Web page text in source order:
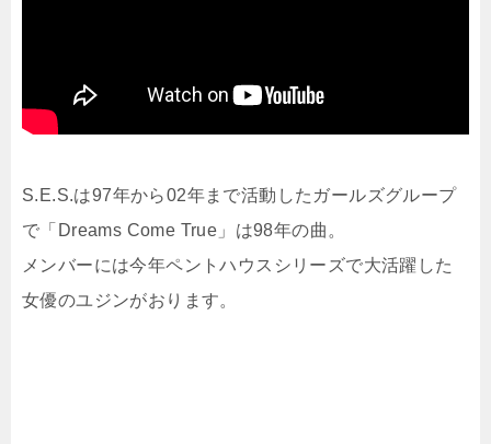
S.E.S.は97年から02年まで活動したガールズグループ
で「Dreams Come True」は98年の曲。
メンバーには今年ペントハウスシリーズで大活躍した
女優のユジンがおります。